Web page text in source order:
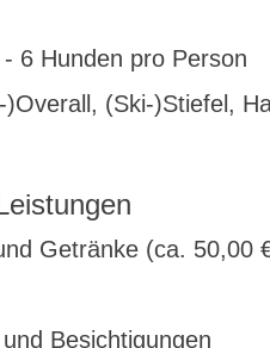
6 Hunden pro Person
(Ski-)Stiefel,
Getränke (ca. 50,00
Besichtigungen